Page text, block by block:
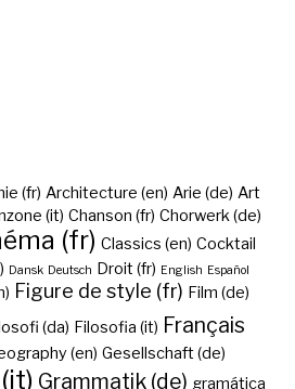
(fr) Architecture (en) Arie (de) Art
(it) Chanson (fr) Chorwerk (de)
(fr) Classics (en) Cocktail
Dansk Deutsch Droit (fr) English Español
Figure de style (fr) Film (de)
(da) Filosofia (it) Français
(en) Gesellschaft (de)
Grammatik (de) gramática